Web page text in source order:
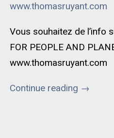
www.thomasruyant.com
Vous souhaitez de l’info
FOR PEOPLE AND
www.thomasruyant.com
Continue reading →